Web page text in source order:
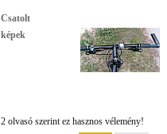
Csatolt
képek
2 olvasó szerint ez hasznos vélemény!